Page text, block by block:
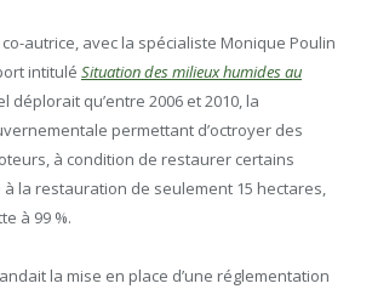
autrice, avec la spécialiste Monique Poulin
intitulé Situation des milieux humides au
déplorait qu’entre 2006 et 2010, la
permettant d’octroyer des
à condition de restaurer certains
à la restauration de seulement 15 hectares,
à 99 %.
la mise en place d’une réglementation